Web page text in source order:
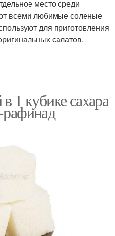
место среди
всеми любимые соленые
для приготовления
салатов.
1 кубике сахара